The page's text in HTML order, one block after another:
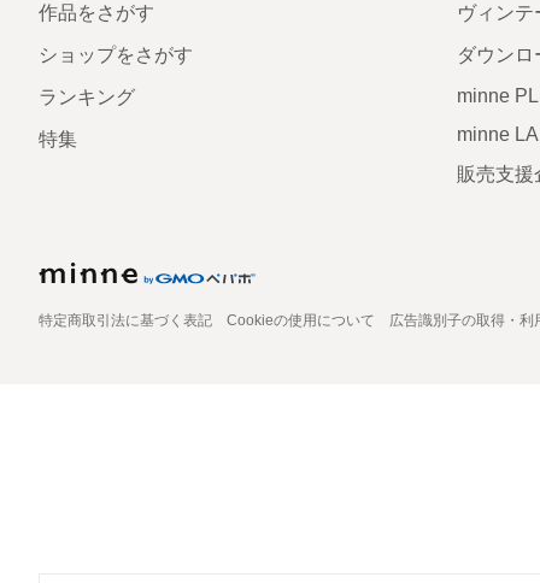
作品をさがす
ショップをさがす
ランキング
特集
ヴィンテ
ダウンロ
minne
minne
販売支援
特定商取引法に基づく表記 Cookieの使用について 広告識別子の取得・利